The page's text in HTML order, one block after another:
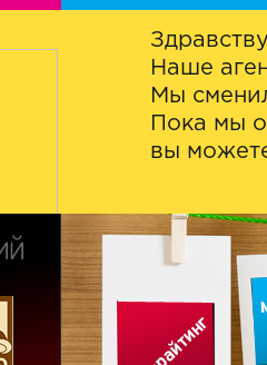
Наше
Мы
Пока мы
вы